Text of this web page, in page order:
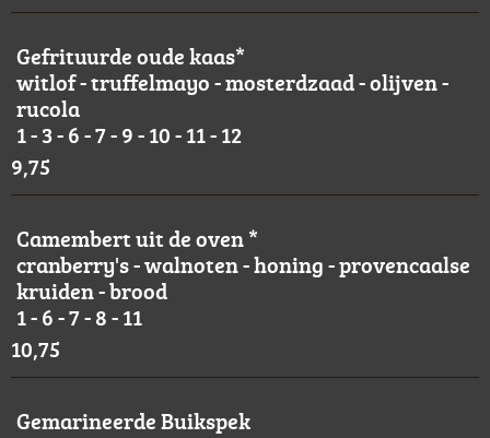
Gefrituurde oude kaas*
witlof - truffelmayo - mosterdzaad - olijven -
rucola
1 - 3 - 6 - 7 - 9 - 10 - 11 - 12
9,75
Camembert uit de oven *
cranberry's - walnoten - honing - provencaalse
kruiden - brood
1 - 6 - 7 - 8 - 11
10,75
Gemarineerde Buikspek